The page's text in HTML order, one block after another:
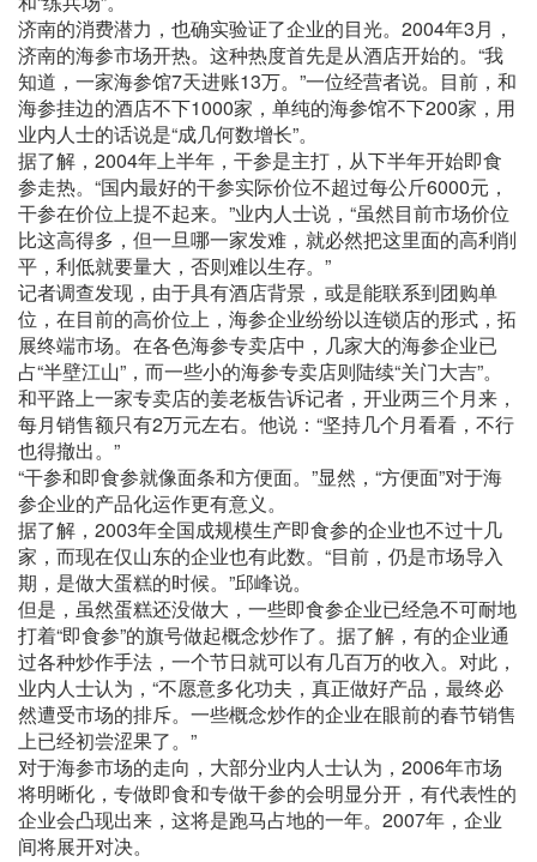
济南的消费潜力，也确实验证了企业的目光。2004年3月，
济南的海参市场开热。这种热度首先是从酒店开始的。“我
知道，一家海参馆7天进账13万。”一位经营者说。目前，和
海参挂边的酒店不下1000家，单纯的海参馆不下200家，用
业内人士的话说是“成几何数增长”。
据了解，2004年上半年，干参是主打，从下半年开始即食
参走热。“国内最好的干参实际价位不超过每公斤6000元，
干参在价位上提不起来。”业内人士说，“虽然目前市场价位
比这高得多，但一旦哪一家发难，就必然把这里面的高利削
平，利低就要量大，否则难以生存。”
记者调查发现，由于具有酒店背景，或是能联系到团购单
位，在目前的高价位上，海参企业纷纷以连锁店的形式，拓
展终端市场。在各色海参专卖店中，几家大的海参企业已
占“半壁江山”，而一些小的海参专卖店则陆续“关门大吉”。
和平路上一家专卖店的姜老板告诉记者，开业两三个月来，
每月销售额只有2万元左右。他说：“坚持几个月看看，不行
也得撤出。”
“干参和即食参就像面条和方便面。”显然，“方便面”对于海
参企业的产品化运作更有意义。
据了解，2003年全国成规模生产即食参的企业也不过十几
家，而现在仅山东的企业也有此数。“目前，仍是市场导入
期，是做大蛋糕的时候。”邱峰说。
但是，虽然蛋糕还没做大，一些即食参企业已经急不可耐地
打着“即食参”的旗号做起概念炒作了。据了解，有的企业通
过各种炒作手法，一个节日就可以有几百万的收入。对此，
业内人士认为，“不愿意多化功夫，真正做好产品，最终必
然遭受市场的排斥。一些概念炒作的企业在眼前的春节销售
上已经初尝涩果了。”
对于海参市场的走向，大部分业内人士认为，2006年市场
将明晰化，专做即食和专做干参的会明显分开，有代表性的
企业会凸现出来，这将是跑马占地的一年。2007年，企业
间将展开对决。